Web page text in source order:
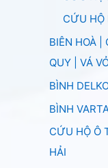
CỨU HỘ
BIÊN HOÀ |
QUY | VÁ
BÌNH
BÌNH
CỨU HỘ Ô
HẢI